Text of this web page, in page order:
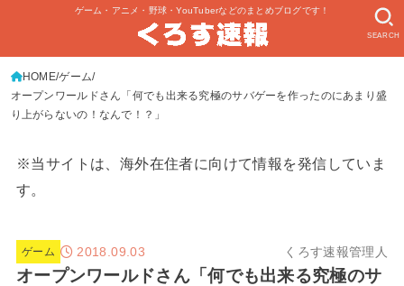
ゲーム・アニメ・野球・YouTuberなどのまとめブログです！
SEARCH
HOME ゲーム
オープンワールドさん「何でも出来る究極のサバゲーを作ったのにあまり盛
り上がらないの！なんで！？」
※当サイトは、海外在住者に向けて情報を発信していま
す。
ゲーム 2018.09.03 くろす速報管理人
オープンワールドさん「何でも出来る究極のサ